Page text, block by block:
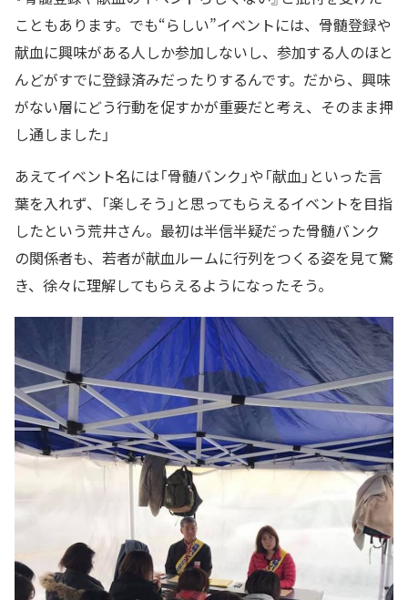
こともあります。でも“らしい”イベントには、骨髄登録や
献血に興味がある人しか参加しないし、参加する人のほと
んどがすでに登録済みだったりするんです。だから、興味
がない層にどう行動を促すかが重要だと考え、そのまま押
し通しました」
あえてイベント名には「骨髄バンク」や「献血」といった言
葉を入れず、「楽しそう」と思ってもらえるイベントを目指
したという荒井さん。最初は半信半疑だった骨髄バンク
の関係者も、若者が献血ルームに行列をつくる姿を見て驚
き、徐々に理解してもらえるようになったそう。